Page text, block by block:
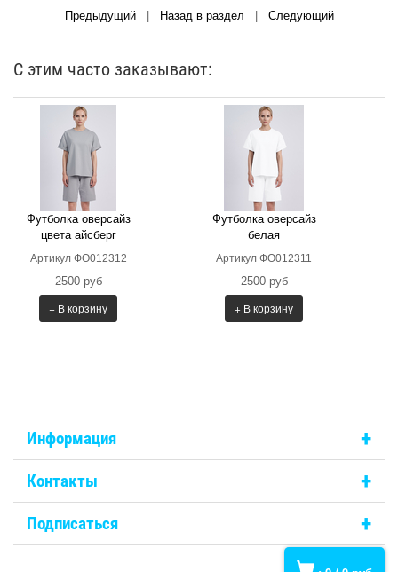
Предыдущий| Назад в раздел Следующий
С этим часто заказывают:
Футболка оверсайз
цвета айсберг
Артикул ФО012312
2500 руб
+ В корзину
Футболка оверсайз
белая
Артикул ФО012311
2500 руб
+ В корзину
Информация +
Контакты +
Подписаться +